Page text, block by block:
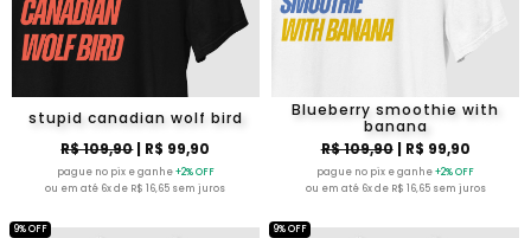
stupid canadian wolf bird
R$ 109,90| R$ 99,90
pague no pix e ganhe+2% OFF
ou em até 6x de R$ 16,65 sem juros
Blueberry smoothie with
banana
R$ 109,90| R$ 99,90
pague no pix e ganhe+2% OFF
ou em até 6x de R$ 16,65 sem juros
9% OFF 9% OFF